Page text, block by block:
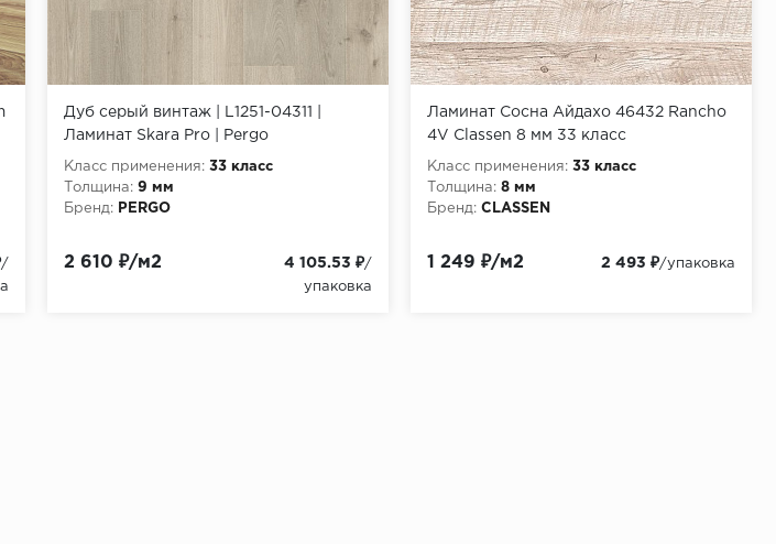
/
Дуб серый винтаж | L1251-04311 |
Ламинат Skara Pro | Pergo
Класс применения: 33 класс
Толщина: 9 мм
Бренд:
PERGO
2 610 ₽/м2 4 105.53 ₽/
упаковка
Ламинат Сосна Айдахо 46432 Rancho
4V Classen 8 мм 33 класс
Класс применения: 33 класс
Толщина: 8 мм
Бренд: CLASSEN
1 249 ₽/м2 2 493 ₽/упаковка